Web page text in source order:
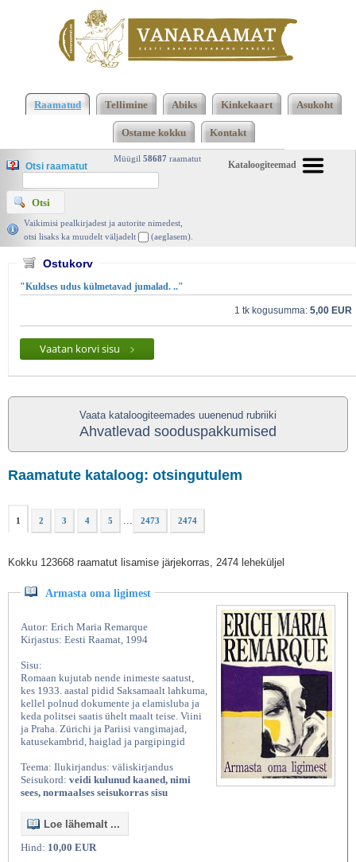
järjekorras, 2474 leheküljelKasutatud raamatud |
Vanaraamat. ee raamatupood
Raamatud Tellimine Abiks Kinkekaart Asukoht
Ostame kokku Kontakt
Kataloogiteemad
Müügil 58687 raamatut
Otsi raamatut
Vaikimisi pealkirjadest ja autorite nimedest,
otsi lisaks ka muudelt väljadelt
(aeglasem).
Ostukorv
"Kuldses udus külmetavad jumalad. .."
1 tk kogusumma: 5,00 EUR
Vaatan korvi sisu
Vaata kataloogiteemades uuenenud rubriiki
Ahvatlevad sooduspakkumised
Raamatute kataloog: otsingutulem
1 2 3 4 5 ... 2473 2474
Kokku 123668 raamatut lisamise järjekorras, 2474 leheküljel
Armasta oma ligimest
Autor: Erich Maria Remarque
Kirjastus: Eesti Raamat, 1994
Sisu:
Romaan kujutab nende inimeste saatust,
kes 1933. aastal pidid Saksamaalt lahkuma,
kellel polnud dokumente ja elamisluba ja
keda politsei saatis ühelt maalt teise. Viini
ja Praha. Zürichi ja Pariisi vangimajad,
katusekambrid, haiglad ja pargipingid
Teema: Ilukirjandus: väliskirjandus
Seisukord: veidi kulunud kaaned, nimi
sees, normaalses seisukorras sisu
Loe lähemalt ...
Hind: 10,00 EUR